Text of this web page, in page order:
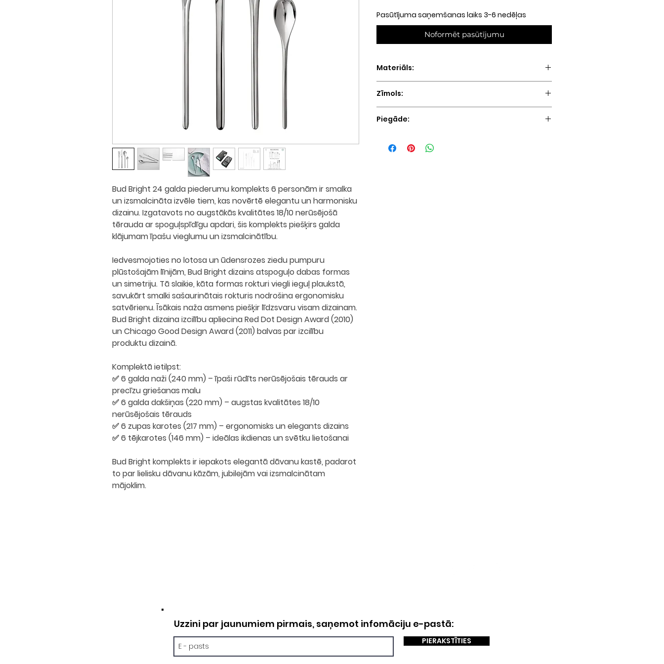
Bud Bright 24 galda piederumu komplekts 6 personāmir smalka
un izsmalcināta izvēle tiem, kas novērtē elegantu un harmonisku
dizainu. Izgatavots no augstākās kvalitātes 18/10 nerūsējošā
tēraudaar spoguļspīdīgu apdari, šis komplekts piešķirs galda
klājumam īpašu vieglumu un izsmalcinātību.
Iedvesmojoties no lotosa un ūdensrozes ziedu pumpuru
plūstošajām līnijām, Bud Bright dizains atspoguļo dabas formas
un simetriju. Tā slaikie, kāta formas rokturiviegli ieguļ plaukstā,
savukārt smalki sašaurinātais rokturis nodrošina ergonomisku
satvērienu. Īsākais naža asmens piešķir līdzsvaru visam dizainam.
Bud Bright dizaina izcilību apliecinaRed Dot Design Award(2010)
unChicago Good Design Award(2011) balvas par izcilību
produktu dizainā.
Komplektā ietilpst:
✅6 galda naži(240 mm) – īpaši rūdīts nerūsējošais tērauds ar
precīzu griešanas malu
✅6 galda dakšiņas (220 mm) – augstas kvalitātes 18/10
nerūsējošais tērauds
✅6 zupas karotes (217 mm) – ergonomisks un elegants dizains
✅6 tējkarotes (146 mm) – ideālas ikdienas un svētku lietošanai
Bud Bright komplekts ir iepakots elegantādāvanu kastē, padarot
to par lielisku dāvanu kāzām, jubilejām vai izsmalcinātam
mājoklim.
Pasūtījuma saņemšanas laiks 3-6 nedēļas
Noformēt pasūtījumu
Materiāls:
Zīmols:
Piegāde:
Uzzini par jaunumiem pirmais, saņemot infomāciju e-pastā:
PIERAKSTĪTIES